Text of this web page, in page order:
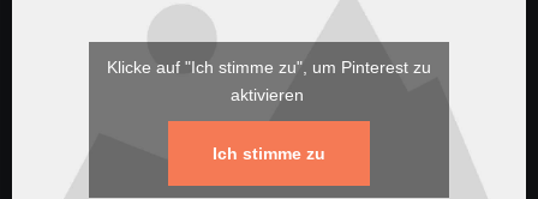
Klicke auf "Ich stimme zu", um Pinterest zu
aktivieren
Ich stimme zu